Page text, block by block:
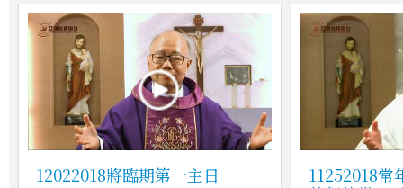
12022018將臨期第一主日
11252018常